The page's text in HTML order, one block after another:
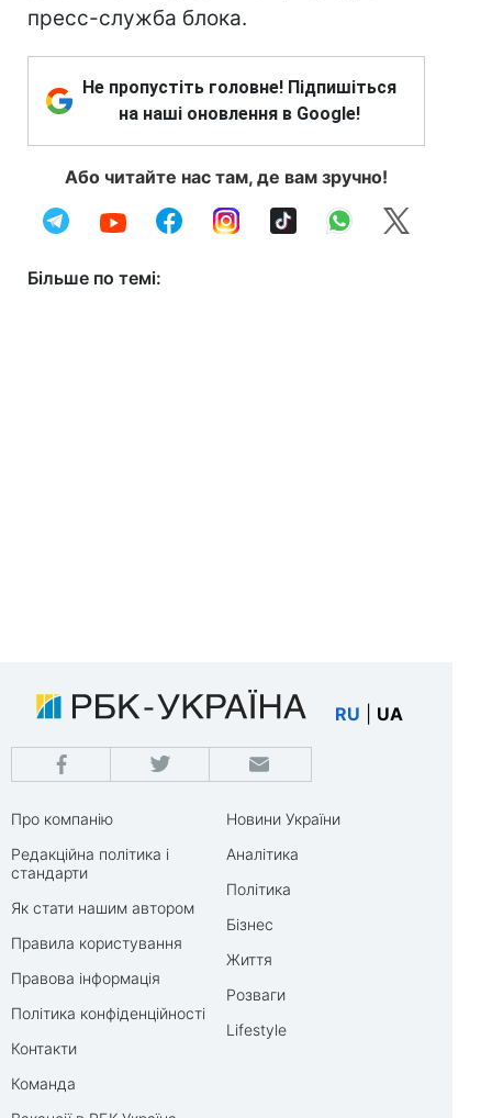
пресс-служба блока.
Не пропустіть головне! Підпишіться
на наші оновлення в Google!
Або читайте нас там, де вам зручно!
Більше по темі:
RU UA
Про компанію
Редакційна політика і
стандарти
Як стати нашим автором
Правила користування
Правова інформація
Політика конфіденційності
Контакти
Команда
Новини України
Аналітика
Політика
Бізнес
Життя
Розваги
Lifestyle